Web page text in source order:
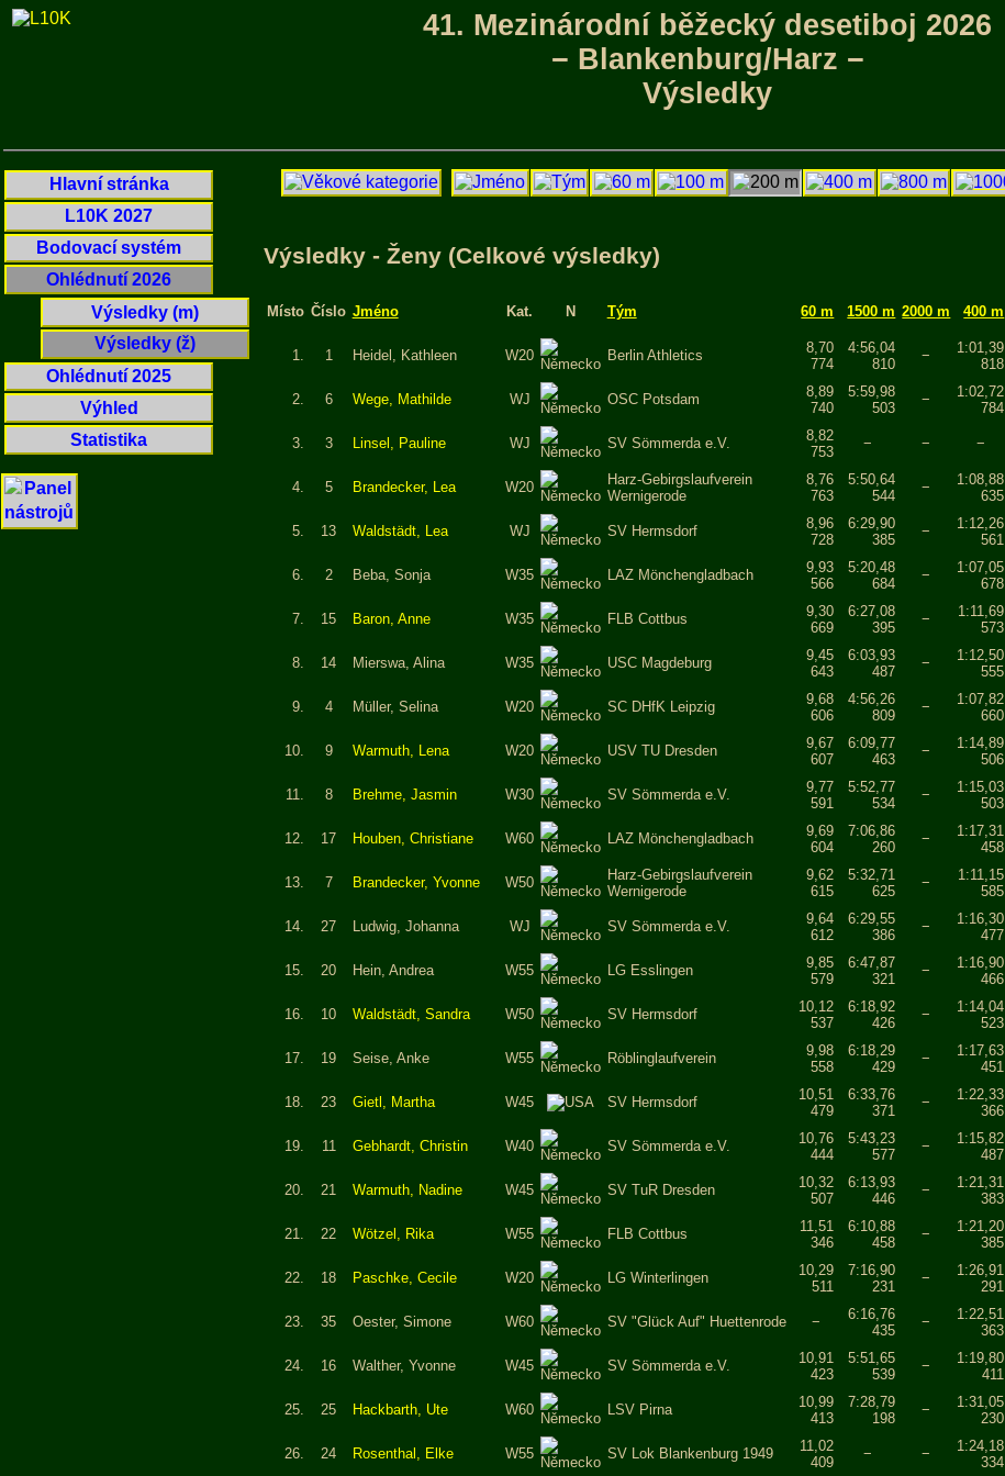
41. Mezinárodní běžecký desetiboj 2026
− Blankenburg/Harz −
Výsledky
Hlavní stránka
L10K 2027
Bodovací systém
Ohlédnutí 2026
Výsledky (m)
Výsledky (ž)
Ohlédnutí 2025
Výhled
Statistika
Výsledky - Ženy (Celkové výsledky)
Místo Číslo Jméno Kat. N Tým 60 m 1500 m 2000 m 400 m
1. 1 Heidel, Kathleen W20 Berlin Athletics
8,70
774
4:56,04
810
−
1:01,39
818
2. 6 Wege, Mathilde WJ OSC Potsdam
8,89
740
5:59,98
503
−
1:02,72
784
3. 3 Linsel, Pauline WJ SV Sömmerda e.V.
8,82
753
− − −
4. 5 Brandecker, Lea W20
Harz-Gebirgslaufverein
Wernigerode
8,76
763
5:50,64
544
−
1:08,88
635
5. 13 Waldstädt, Lea WJ SV Hermsdorf
8,96
728
6:29,90
385
−
1:12,26
561
6. 2 Beba, Sonja W35 LAZ Mönchengladbach
9,93
566
5:20,48
684
−
1:07,05
678
7. 15 Baron, Anne W35 FLB Cottbus
9,30
669
6:27,08
395
−
1:11,69
573
8. 14 Mierswa, Alina W35 USC Magdeburg
9,45
643
6:03,93
487
−
1:12,50
555
9. 4 Müller, Selina W20 SC DHfK Leipzig
9,68
606
4:56,26
809
−
1:07,82
660
10. 9 Warmuth, Lena W20 USV TU Dresden
9,67
607
6:09,77
463
−
1:14,89
506
11. 8 Brehme, Jasmin W30 SV Sömmerda e.V.
9,77
591
5:52,77
534
−
1:15,03
503
12. 17 Houben, Christiane W60 LAZ Mönchengladbach
9,69
604
7:06,86
260
−
1:17,31
458
13. 7 Brandecker, Yvonne W50
Harz-Gebirgslaufverein
Wernigerode
9,62
615
5:32,71
625
−
1:11,15
585
14. 27 Ludwig, Johanna WJ SV Sömmerda e.V.
9,64
612
6:29,55
386
−
1:16,30
477
15. 20 Hein, Andrea W55 LG Esslingen
9,85
579
6:47,87
321
−
1:16,90
466
16. 10 Waldstädt, Sandra W50 SV Hermsdorf
10,12
537
6:18,92
426
−
1:14,04
523
17. 19 Seise, Anke W55 Röblinglaufverein
9,98
558
6:18,29
429
−
1:17,63
451
18. 23 Gietl, Martha W45 SV Hermsdorf
10,51
479
6:33,76
371
−
1:22,33
366
19. 11 Gebhardt, Christin W40 SV Sömmerda e.V.
10,76
444
5:43,23
577
−
1:15,82
487
20. 21 Warmuth, Nadine W45 SV TuR Dresden
10,32
507
6:13,93
446
−
1:21,31
383
21. 22 Wötzel, Rika W55 FLB Cottbus
11,51
346
6:10,88
458
−
1:21,20
385
22. 18 Paschke, Cecile W20 LG Winterlingen
10,29
511
7:16,90
231
−
1:26,91
291
23. 35 Oester, Simone W60 SV "Glück Auf" Huettenrode −
6:16,76
435
−
1:22,51
363
24. 16 Walther, Yvonne W45 SV Sömmerda e.V.
10,91
423
5:51,65
539
−
1:19,80
411
25. 25 Hackbarth, Ute W60 LSV Pirna
10,99
413
7:28,79
198
−
1:31,05
230
26. 24 Rosenthal, Elke W55 SV Lok Blankenburg 1949
11,02
409
− −
1:24,18
334